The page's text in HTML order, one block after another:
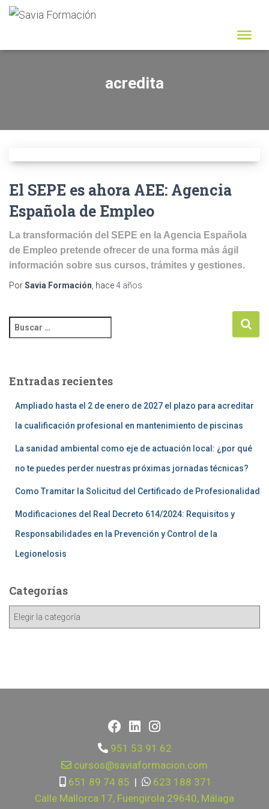
acredita
El SEPE es ahora AEE: Agencia
Española de Empleo
La transformación del SEPE en la Agencia Española
de Empleo pretende ofrecer de una forma más ágil
información sobre sus cursos, trámites y gestiones.
PorSavia Formación , hace4 años
Entradas recientes
Ampliado hasta el 2 de enero de 2027 el plazo para acreditar
la cualificación profesional en mantenimiento de piscinas
La sanidad ambiental como eje de actuación local: ¿por qué
no te puedes perder nuestras próximas jornadas técnicas?
Como Tramitar la Solicitud del Certificado de Profesionalidad
Modificaciones del Real Decreto 614/2024: Requisitos y
Responsabilidades en la Prevención y Control de la
Legionelosis
Categorías
951 53 91 62
cursos@saviaformacion.com
651 89 74 85 |
623 188 371
Calle Mallorca 17, Fuengirola 29640, Málaga